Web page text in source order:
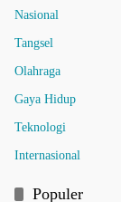
Nasional
Tangsel
Olahraga
Gaya Hidup
Teknologi
Internasional
Populer